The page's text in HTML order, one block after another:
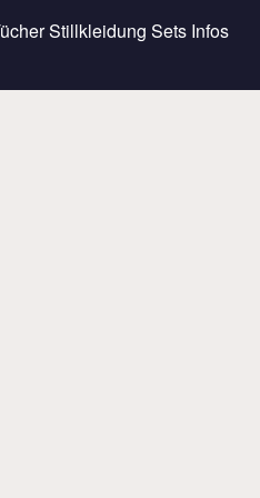
Stillkleidung Sets Infos